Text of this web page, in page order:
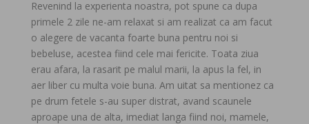
Revenind la experienta noastra, pot spune ca dupa
primele 2 zile ne-am relaxat si am realizat ca am facut
o alegere de vacanta foarte buna pentru noi si
bebeluse, acestea fiind cele mai fericite. Toata ziua
erau afara, la rasarit pe malul marii, la apus la fel, in
aer liber cu multa voie buna. Am uitat sa mentionez ca
pe drum fetele s-au super distrat, avand scaunele
aproape una de alta, imediat langa fiind noi, mamele,